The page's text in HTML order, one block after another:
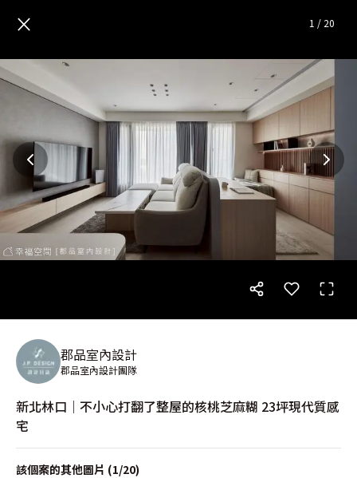
新北林口｜不小心打翻了整屋
× 1 / 20
郡品室內設計
郡品室內設計團隊
新北林口｜不小心打翻了整屋的核桃芝麻糊 23坪現代質感
宅
該個案的其他圖片 (1/20)